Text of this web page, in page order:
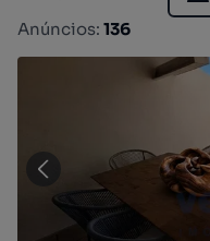
Anúncios: 136